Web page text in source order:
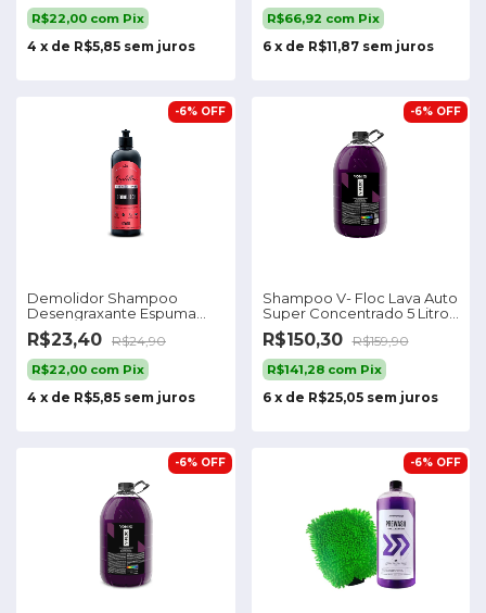
R$22,00 com Pix
4 x de R$5,85 sem juros
R$66,92 com Pix
6 x de R$11,87 sem juros
Demolidor Shampoo
Desengraxante Espuma
Densa 500ml Cadillac
-6% OFF
R$23,40 R$24,90
R$22,00 com Pix
4 x de R$5,85 sem juros
Shampoo V- Floc Lava Auto
Super Concentrado 5 Litros
Vonixx
-6% OFF
R$150,30 R$159,90
R$141,28 com Pix
6 x de R$25,05 sem juros
-6% OFF -6% OFF